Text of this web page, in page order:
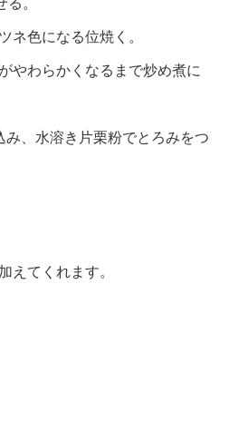
。
色になる位焼く。
やわらかくなるまで炒め煮に
、水溶き片栗粉でとろみをつ
えてくれます。